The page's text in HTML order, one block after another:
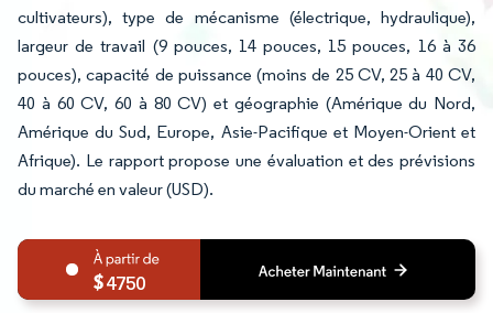
cultivateurs), type de mécanisme (électrique, hydraulique),
largeur de travail (9 pouces, 14 pouces, 15 pouces, 16 à 36
pouces), capacité de puissance (moins de 25 CV, 25 à 40 CV,
40 à 60 CV, 60 à 80 CV) et géographie (Amérique du Nord,
Amérique du Sud, Europe, Asie-Pacifique et Moyen-Orient et
Afrique). Le rapport propose une évaluation et des prévisions
du marché en valeur (USD).
4750